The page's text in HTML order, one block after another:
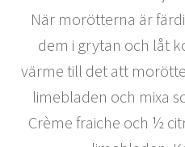
När morötterna är
dem i grytan och låt
värme till det att
limebladen och mixa
Crème fraiche och ½